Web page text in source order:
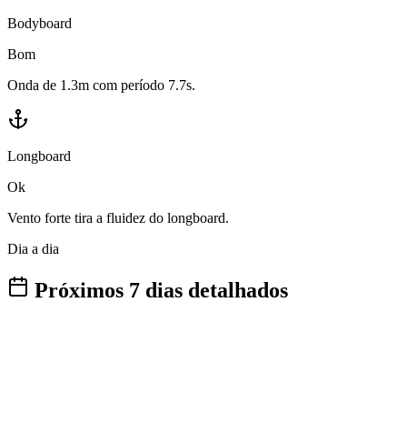
Bodyboard
Bom
Onda de 1.3m com período 7.7s.
Longboard
Ok
Vento forte tira a fluidez do longboard.
Dia a dia
Próximos 7 dias detalhados